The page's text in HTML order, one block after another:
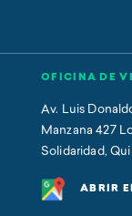
OFICINA DE
Av. Luis
Manzana 427
Solidaridad,
ABRIR